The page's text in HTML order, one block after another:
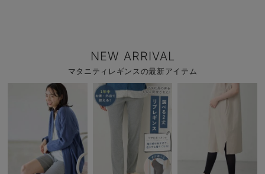
NEW ARRIVAL
マタニティレギンスの最新アイテム